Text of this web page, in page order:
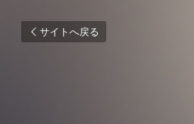
サイトへ戻る